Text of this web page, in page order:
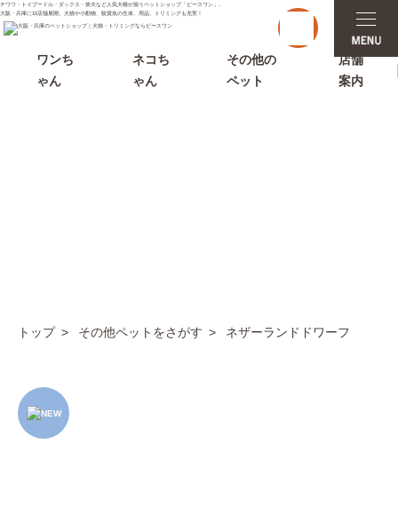
チワワ・トイプードル・ダックス・柴犬など人気犬種が揃うペットショップ「ピースワン」。
大阪・兵庫に15店舗展開。犬猫や小動物、観賞魚の生体、用品、トリミングも充実！
t
o
g
g
ワンち
ゃん
ネコち
ゃん
その他の
ペット
店舗
案内
トップ その他ペットをさがす ネザーランドドワーフ